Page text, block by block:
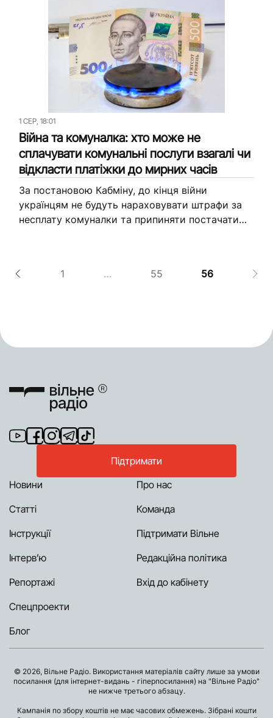
хоч когось за подібне реальним...
1 СЕР, 18:01
Війна та комуналка: хто може не
сплачувати комунальні послуги взагалі чи
відкласти платіжки до мирних часів
За постановою Кабміну, до кінця війни
українцям не будуть нараховувати штрафи за
несплату комуналки та припиняти постачати
1 … 55 56
Підтримати
Новини
Статті
Інструкції
Інтерв’ю
Репортажі
Спецпроекти
Блог
Про нас
Команда
Підтримати Вільне
Редакційна політика
Вхід до кабінету
© 2026, Вільне Радіо. Використання матеріалів сайту лише за умови
посилання (для інтернет-видань - гіперпосилання) на "Вільне Радіо"
не нижче третього абзацу.
Кампанія по збору коштів не має часових обмежень. Зібрані кошти